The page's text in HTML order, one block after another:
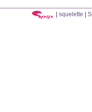
| squelette |